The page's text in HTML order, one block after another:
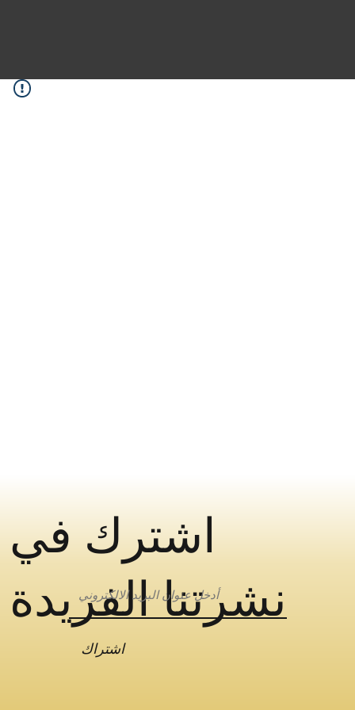
اشترك في
نشرتنا الفريدة
اشتراك